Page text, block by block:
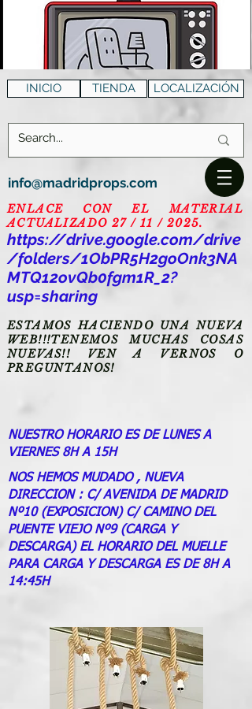
INICIO TIENDA LOCALIZACIÓN
info@madridprops.com
ENLACE CON EL MATERIAL
ACTUALIZADO 27 / 11 / 2025.
https://drive.google.com/drive
/folders/1ObPR5H2goOnk3NA
MTQ12ovQb0fgm1R_2?
usp=sharing
ESTAMOS HACIENDO UNA NUEVA
WEB!!!TENEMOS MUCHAS COSAS
NUEVAS!! VEN A VERNOS O
PREGUNTANOS!
NUESTRO HORARIO ES DE LUNES A
VIERNES 8H A 15H
NOS HEMOS MUDADO , NUEVA
DIRECCION : C/ AVENIDA DE MADRID
Nº10 (EXPOSICION) C/ CAMINO DEL
PUENTE VIEJO Nº9 (CARGA Y
DESCARGA) EL HORARIO DEL MUELLE
PARA CARGA Y DESCARGA ES DE 8H A
14:45H